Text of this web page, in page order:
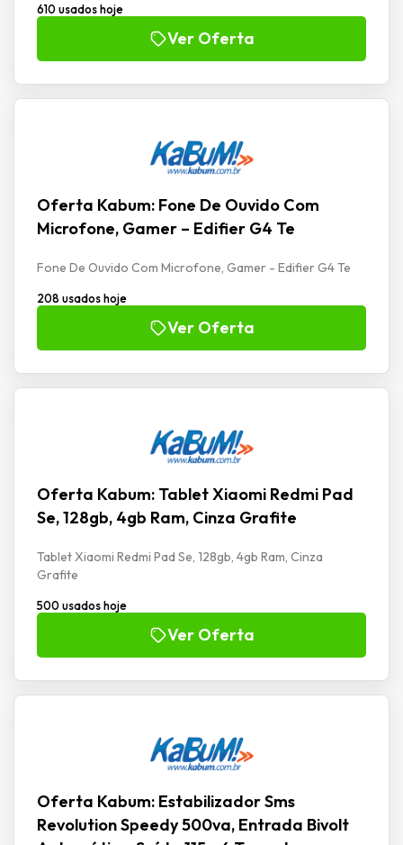
610 usados hoje
Ver Oferta
Oferta Kabum: Fone De Ouvido Com
Microfone, Gamer – Edifier G4 Te
Fone De Ouvido Com Microfone, Gamer - Edifier G4 Te
208 usados hoje
Ver Oferta
Oferta Kabum: Tablet Xiaomi Redmi Pad
Se, 128gb, 4gb Ram, Cinza Grafite
Tablet Xiaomi Redmi Pad Se, 128gb, 4gb Ram, Cinza
Grafite
500 usados hoje
Ver Oferta
Oferta Kabum: Estabilizador Sms
Revolution Speedy 500va, Entrada Bivolt